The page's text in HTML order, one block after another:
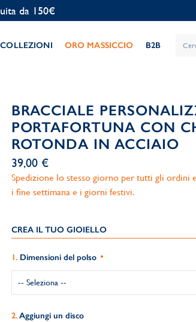
gratuita
COLLEZIONI ORO MASSICCIO B2B
BRACCIALE
PORTAFORTUNA CON
ROTONDA IN ACCIAIO
39,00 €
Spedizione lo stesso giorno per tutti gli ordini
i fine settimana e i giorni festivi.
CREA IL TUO GIOIELLO
Dimensioni del polso
Aggiungi un disco